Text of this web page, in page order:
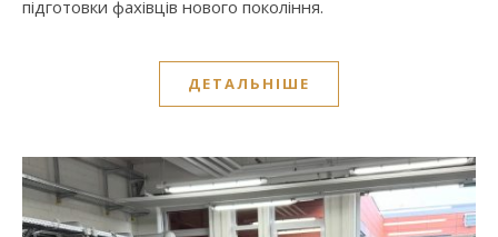
підготовки фахівців нового покоління.
ДЕТАЛЬНІШЕ